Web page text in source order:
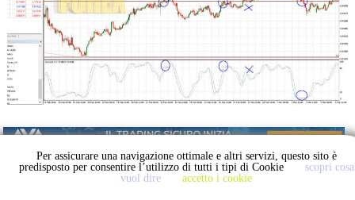
Per assicurare una navigazione ottimale e altri servizi, questo sito è
predisposto per consentire l’utilizzo di tutti i tipi di Cookie
scopri cosa
vuol dire
accetto i cookie